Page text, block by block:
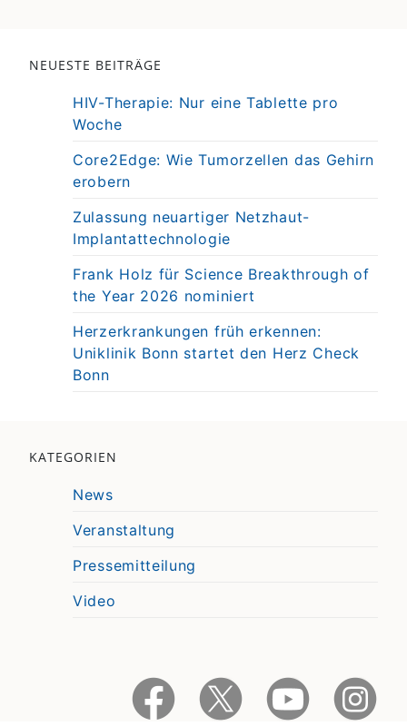
NEUESTE BEITRÄGE
HIV-Therapie: Nur eine Tablette pro
Woche
Core2Edge: Wie Tumorzellen das Gehirn
erobern
Zulassung neuartiger Netzhaut-
Implantattechnologie
Frank Holz für Science Breakthrough of
the Year 2026 nominiert
Herzerkrankungen früh erkennen:
Uniklinik Bonn startet den Herz Check
Bonn
KATEGORIEN
News
Veranstaltung
Pressemitteilung
Video